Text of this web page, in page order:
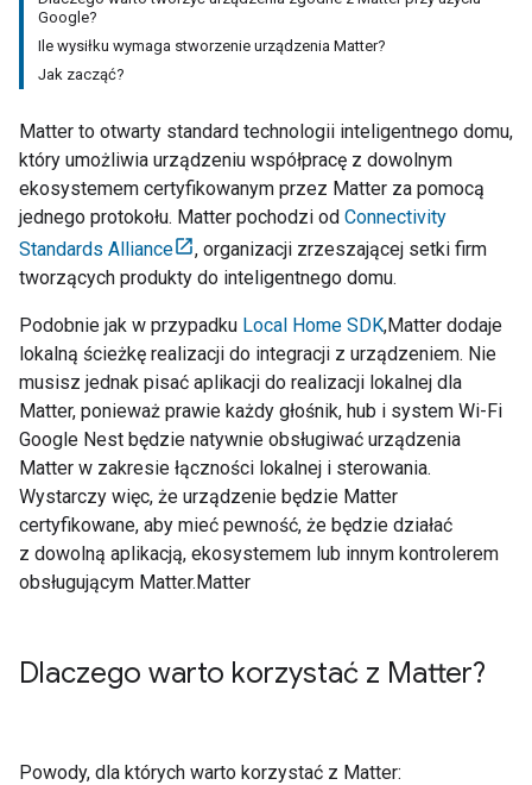
Google?
Ile wysiłku wymaga stworzenie urządzenia Matter?
Jak zacząć?
Matter to otwarty standard technologii inteligentnego domu,
który umożliwia urządzeniu współpracę z dowolnym
ekosystemem certyfikowanym przez Matter za pomocą
jednego protokołu. Matter pochodzi od Connectivity
Standards Alliance
, organizacji zrzeszającej setki firm
tworzących produkty do inteligentnego domu.
Podobnie jak w przypadku Local Home SDK,Matter dodaje
lokalną ścieżkę realizacji do integracji z urządzeniem. Nie
musisz jednak pisać aplikacji do realizacji lokalnej dla
Matter, ponieważ prawie każdy głośnik, hub i system Wi-Fi
Google Nest będzie natywnie obsługiwać urządzenia
Matter w zakresie łączności lokalnej i sterowania.
Wystarczy więc, że urządzenie będzie Matter
certyfikowane, aby mieć pewność, że będzie działać
z dowolną aplikacją, ekosystemem lub innym kontrolerem
obsługującym Matter.Matter
Dlaczego warto korzystać z Matter?
Powody, dla których warto korzystać z Matter: